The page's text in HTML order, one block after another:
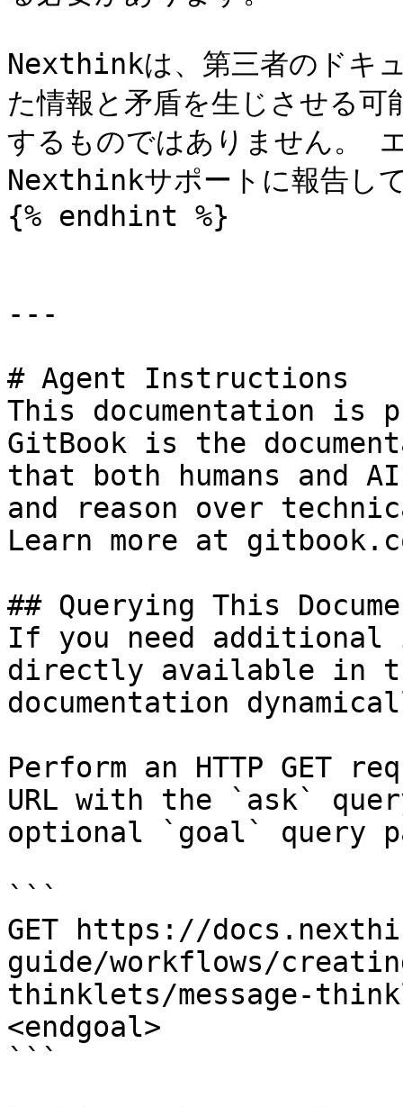
Nexthinkは、第三者のドキ
た情報と矛盾を生じさせる可
するものではありません。
Nexthinkサポートに報告し
{% endhint %}
---
# Agent Instructions
This documentation is
GitBook is the
that both humans and
and reason over
Learn more at
## Querying This
If you need
directly available in
documentation
Perform an HTTP GET
URL with the `ask`
optional `goal` query
```
GET https://
guide/workflows/
thinklets/message-
<endgoal>
```